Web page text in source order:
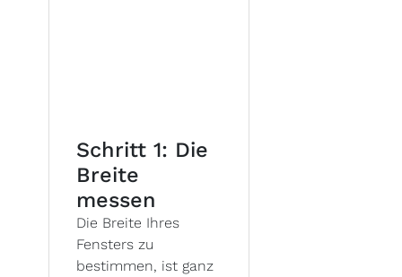
Schritt 1: Die
Breite
messen
Die Breite Ihres
Fensters zu
bestimmen, ist ganz